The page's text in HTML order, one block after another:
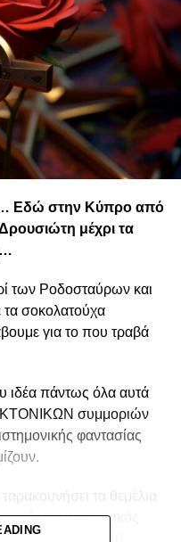
Εδώ στην Κύπρο από
μέχρι τα
των Ροδοσταύρων και
σοκολατούχα
για το που τραβά
ιδέα πάντως όλα αυτά
συμμοριών
φαντασίας
τα θεμέλια
ένας μεσαιωνικός
και ξαφνικά